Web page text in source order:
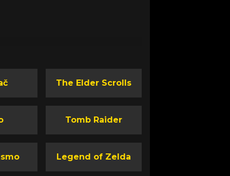
The Elder Scrolls
Tomb Raider
Legend of Zelda